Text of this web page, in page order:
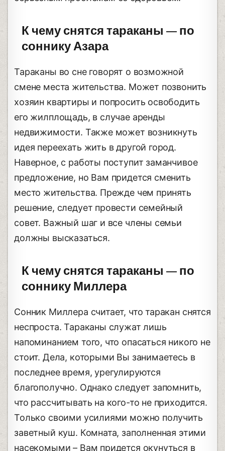
К чему снятся тараканы — по
соннику Азара
Тараканы во сне говорят о возможной
смене места жительства. Может позвонить
хозяин квартиры и попросить освободить
его жилплощадь, в случае аренды
недвижимости. Также может возникнуть
идея переехать жить в другой город.
Наверное, с работы поступит заманчивое
предложение, но Вам придется сменить
место жительства. Прежде чем принять
решение, следует провести семейный
совет. Важный шаг и все члены семьи
должны высказаться.
К чему снятся тараканы — по
соннику Миллера
Сонник Миллера считает, что таракан снятся
неспроста. Тараканы служат лишь
напоминанием того, что опасаться никого не
стоит. Дела, которыми Вы занимаетесь в
последнее время, урегулируются
благополучно. Однако следует запомнить,
что рассчитывать на кого-то не приходится.
Только своими усилиями можно получить
заветный куш. Комната, заполненная этими
насекомыми – Вам придется окунуться в